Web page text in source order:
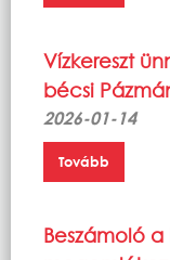
Vízkereszt
bécsi
2026-01-14
Tovább
Beszámoló